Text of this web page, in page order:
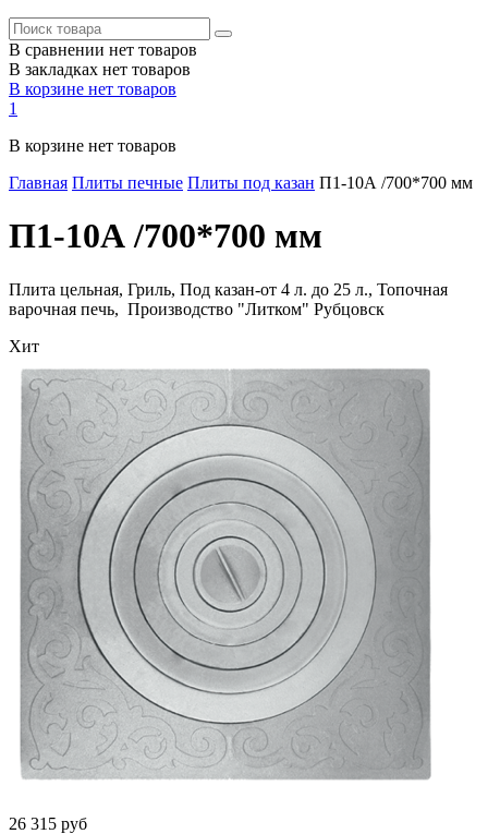
В сравнении нет товаров
В закладках нет товаров
В корзине нет товаров
1
В корзине нет товаров
Главная Плиты печные Плиты под казан П1-10А /700*700 мм
П1-10А /700*700 мм
Плита цельная, Гриль, Под казан-от 4 л. до 25 л., Топочная
варочная печь, Производство "Литком" Рубцовск
Хит
26 315 руб